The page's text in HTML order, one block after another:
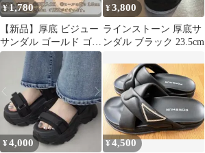
¥1,780
【新品】厚底 ビジュー
サンダル ゴールド ゴー
ジャス 24.5㎝
¥3,800
ラインストーン 厚底サ
ンダル ブラック 23.5cm
¥4,000 ¥4,500